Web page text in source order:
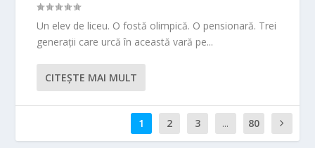
Un elev de liceu. O fostă olimpică. O pensionară. Trei
generații care urcă în această vară pe...
CITEŞTE MAI MULT
1 2 3 ... 80